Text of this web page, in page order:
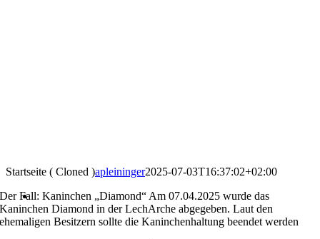
Startseite ( Cloned )apleininger2025-07-03T16:37:02+02:00
Der Fall: Kaninchen „Diamond“ Am 07.04.2025 wurde das
Kaninchen Diamond in der LechArche abgegeben. Laut den
ehemaligen Besitzern sollte die Kaninchenhaltung beendet werden